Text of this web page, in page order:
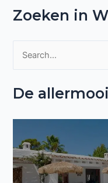
Zoeken in
e
a
r
De